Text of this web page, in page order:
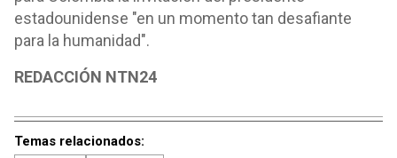
estadounidense "en un momento tan desafiante
para la humanidad".
REDACCIÓN NTN24
Temas relacionados: